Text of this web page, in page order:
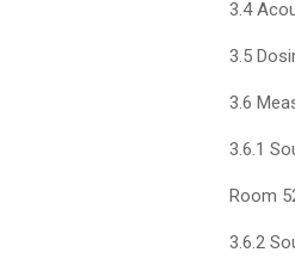
3.4
3.5
3.6
3.6.1
Room
3.6.2